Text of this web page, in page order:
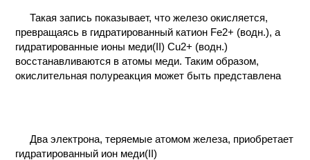
Такая запись показывает, что железо окисляется,
превращаясь в гидратированный катион Fe2+ (водн.), а
гидратированные ионы меди(II) Cu2+ (водн.)
восстанавливаются в атомы меди. Таким образом,
окислительная полуреакция может быть представлена
Два электрона, теряемые атомом железа, приобретает
гидратированный ион меди(II)